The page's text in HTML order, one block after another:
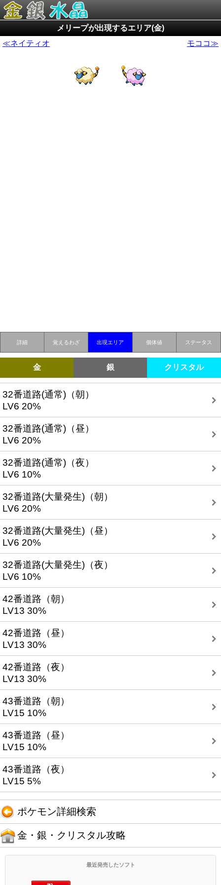
メリープが出現するエリア(金)
≪ネイティオ
モココ≫
詳細 覚えるわざ 出現エリア 個体値 ステータス
金 銀 クリスタル
32番道路(通常)（朝）
LV6 20%
32番道路(通常)（昼）
LV6 20%
32番道路(通常)（夜）
LV6 10%
32番道路(大量発生)（朝）
LV6 20%
32番道路(大量発生)（昼）
LV6 20%
32番道路(大量発生)（夜）
LV6 10%
42番道路（朝）
LV13 30%
42番道路（昼）
LV13 30%
42番道路（夜）
LV13 30%
43番道路（朝）
LV15 10%
43番道路（昼）
LV15 10%
43番道路（夜）
LV15 5%
ポケモン詳細検索
金・銀・クリスタル攻略
最近発売したソフト